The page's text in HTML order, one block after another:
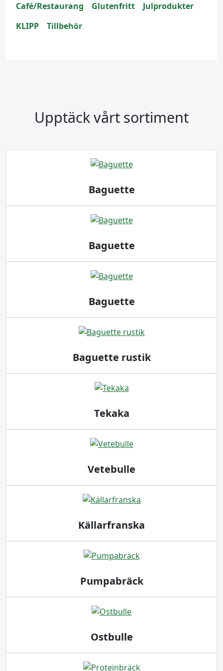
Café/Restaurang Glutenfritt
Julprodukter
KLIPP
Tillbehör
Upptäck vårt sortiment
Baguette
Baguette
Baguette
Baguette rustik
Tekaka
Vetebulle
Källarfranska
Pumpabräck
Ostbulle